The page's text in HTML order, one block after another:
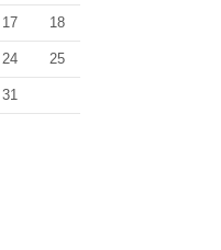
17 18
24 25
31